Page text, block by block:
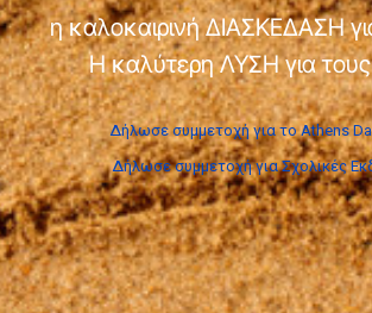
η καλοκαιρινή ΔΙΑΣΚΕΔΑΣΗ
Η καλύτερη ΛΥΣΗ για τους
Δήλωσε συμμετοχή για το Athens
Δήλωσε συμμετοχή για Σχολικές